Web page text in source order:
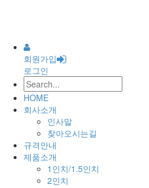
회원가입
로그인
HOME
회사소개
인사말
찾아오시는길
규격안내
제품소개
1인치/1.5인치
2인치